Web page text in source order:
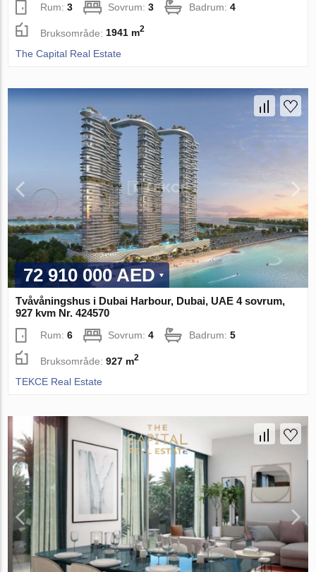
Rum:3 Sovrum:3 Badrum:4
Bruksområde:1941 m2
The Capital Real Estate
72 910 000 AED
Tvåvåningshus i Dubai Harbour, Dubai, UAE 4 sovrum,
927 kvm Nr. 424570
Rum:6 Sovrum:4 Badrum:5
Bruksområde:927 m2
TEKCE Real Estate